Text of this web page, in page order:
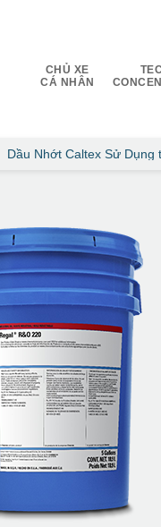
CHỦ XE
CÁ NHÂN
Dầu Nhớt Caltex Sử Dụng